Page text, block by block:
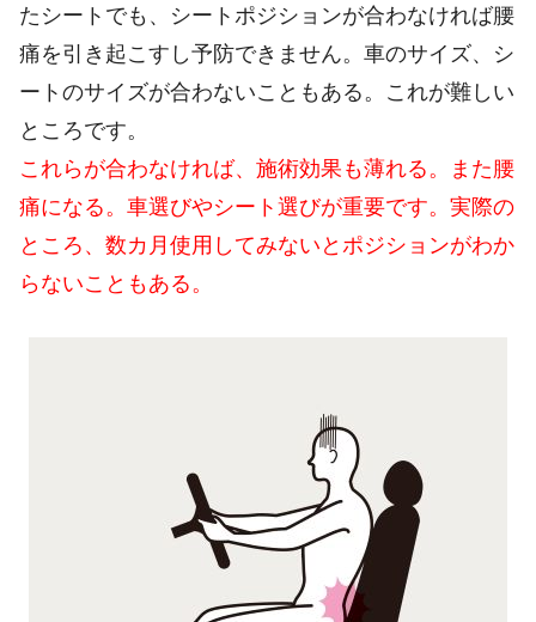
たシートでも、シートポジションが合わなければ腰
痛を引き起こすし予防できません。車のサイズ、シ
ートのサイズが合わないこともある。これが難しい
ところです。
これらが合わなければ、施術効果も薄れる。また腰
痛になる。車選びやシート選びが重要です。実際の
ところ、数カ月使用してみないとポジションがわか
らないこともある。